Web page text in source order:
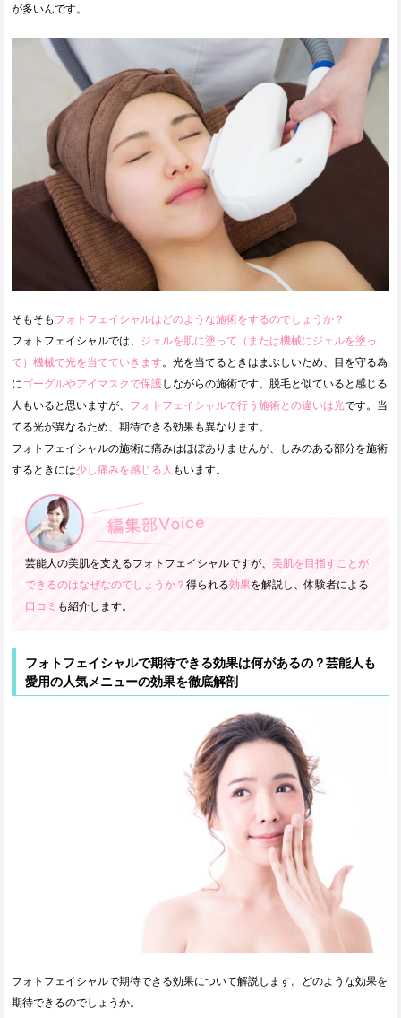
が多いんです。
そもそも フォトフェイシャルはどのような施術をするのでしょうか？
フォトフェイシャルでは、 ジェルを肌に塗って（または機械にジェルを塗っ
て）機械で光を当てていきます 。光を当てるときはまぶしいため、目を守る為
にゴーグルやアイマスクで保護しながらの施術です。脱毛と似ていると感じる
人もいると思いますが、 フォトフェイシャルで行う施術との違いは光です。当
てる光が異なるため、期待できる効果も異なります。
フォトフェイシャルの施術に痛みはほぼありませんが、しみのある部分を施術
するときには少し痛みを感じる人 もいます。
芸能人の美肌を支えるフォトフェイシャルですが、 美肌を目指すことが
できるのはなぜなのでしょうか？ 得られる効果を解説し、体験者による
口コミ も紹介します。
フォトフェイシャルで期待できる効果は何があるの？芸能人も
愛用の人気メニューの効果を徹底解剖
フォトフェイシャルで期待できる効果について解説します。どのような効果を
期待できるのでしょうか。